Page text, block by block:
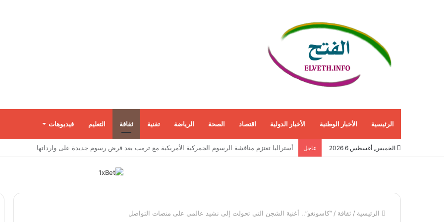
الرئيسية الأخبار الوطنية الأخبار الدولية اقتصاد الصحة الرياضة تقنية ثقافة التعليم فيديوهات
الخميس, أغسطس 6 2026 عاجل إيران توسّع حرب الاستخبارات داخل إسرائيل عبر تجنيد مواطنين بمهام تبدأ بسيطة وتنتهي بالتجسس العسكري
الرئيسية / ثقافة / “كاسونغو”.. أغنية الشجن التي تحولت إلى نشيد عالمي على منصات التواصل